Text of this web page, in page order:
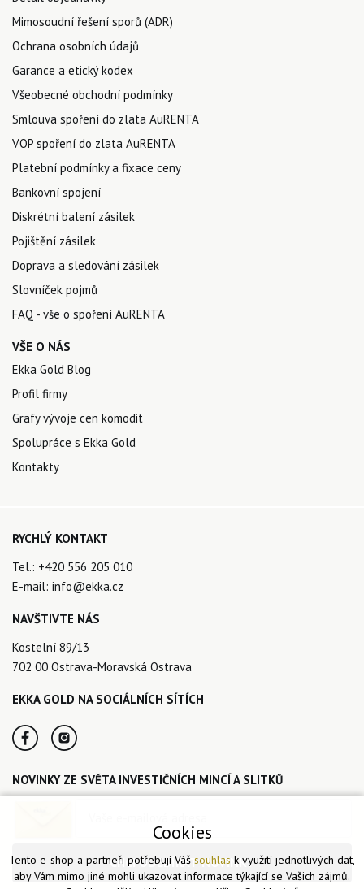
Mimosoudní řešení sporů (ADR)
Ochrana osobních údajů
Garance a etický kodex
Všeobecné obchodní podmínky
Smlouva spoření do zlata AuRENTA
VOP spoření do zlata AuRENTA
Platební podmínky a fixace ceny
Bankovní spojení
Diskrétní balení zásilek
Pojištění zásilek
Doprava a sledování zásilek
Slovníček pojmů
FAQ - vše o spoření AuRENTA
VŠE O NÁS
Ekka Gold Blog
Profil firmy
Grafy vývoje cen komodit
Spolupráce s Ekka Gold
Kontakty
RYCHLÝ KONTAKT
Tel.: +420 556 205 010
E-mail: info@ekka.cz
NAVŠTIVTE NÁS
Kostelní 89/13
702 00 Ostrava-Moravská Ostrava
EKKA GOLD NA SOCIÁLNÍCH SÍTÍCH
NOVINKY ZE SVĚTA INVESTIČNÍCH MINCÍ A SLITKŮ
CHCI ODEBÍRAT NOVINKY
Cookies
Tento e-shop a partneři potřebují Váš souhlas k využití jednotlivých dat,
aby Vám mimo jiné mohli ukazovat informace týkající se Vašich zájmů.